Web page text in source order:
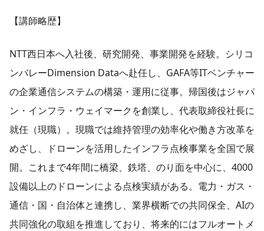
【講師略歴】
NTT西日本へ入社後、研究開発、事業開発を経験。シリコ
ンバレーDimension Dataへ赴任し、GAFA等ITベンチャー
の企業通信システムの構築・運用に従事。帰国後はジャパ
ン・インフラ・ウェイマークを創業し、代表取締役社長に
就任（現職）。現職では維持管理の効率化や働き方改革を
めざし、ドローンを活用したインフラ点検事業を全国で展
開。これまで4年間に橋梁、鉄塔、のり面を中心に、4000
設備以上のドローンによる点検実績がある。電力・ガス・
通信・国・自治体と連携し、業界横断での共同保全、AIの
共同強化の取組を推進しており、将来的にはフルオートメ